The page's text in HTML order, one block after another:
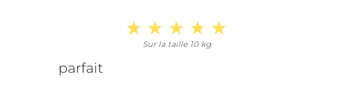
Sur la taille 10 kg
parfait